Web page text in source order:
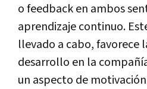
o feedback en ambos
aprendizaje continuo.
llevado a cabo, favorece
desarrollo en la
un aspecto de